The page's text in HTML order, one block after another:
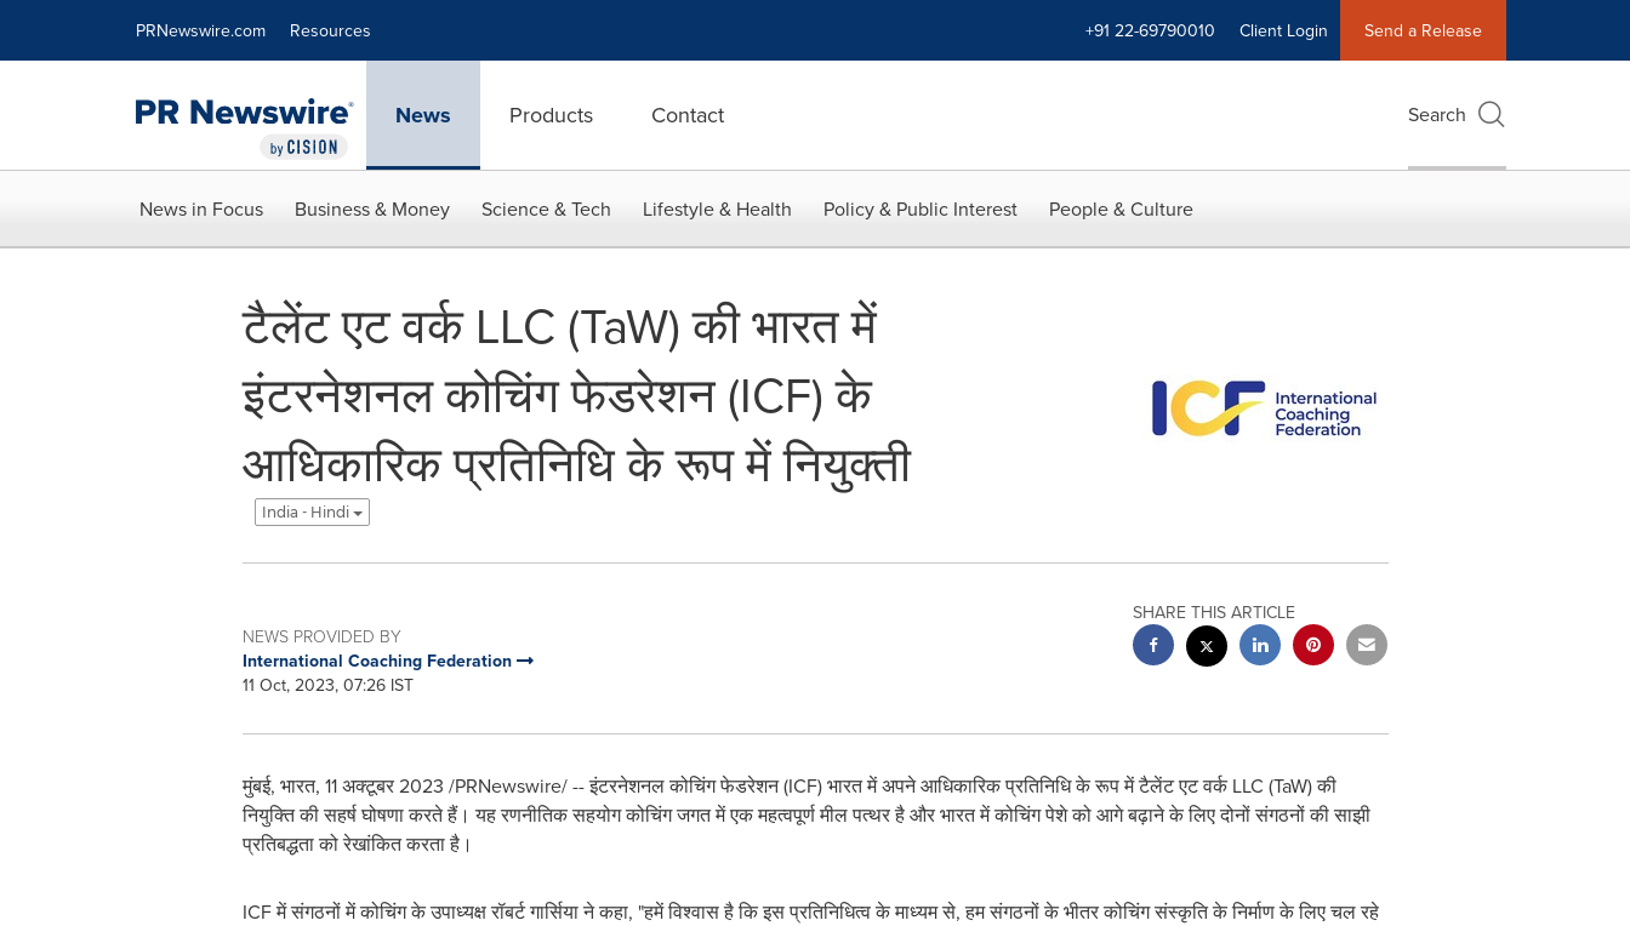
PRNewswire.com Resources +91 22-69790010 Client Login Send a Release
News Products Contact Search
News in Focus Business & Money Science & Tech Lifestyle & Health Policy & Public Interest People & Culture
टैलेंट एट वर्क LLC (TaW) की भारत में
इंटरनेशनल कोचिंग फेडरेशन (ICF) के
आधिकारिक प्रतिनिधि के रूप में नियुक्ती
India - Hindi
NEWS PROVIDED BY
International Coaching Federation
11 Oct, 2023, 07:26 IST
SHARE THIS ARTICLE
मुंबई, भारत, 11 अक्टूबर 2023 /PRNewswire/ -- इंटरनेशनल कोचिंग फेडरेशन (ICF) भारत में अपने आधिकारिक प्रतिनिधि के रूप में टैलेंट एट वर्क LLC (TaW) की
नियुक्ति की सहर्ष घोषणा करते हैं। यह रणनीतिक सहयोग कोचिंग जगत में एक महत्वपूर्ण मील पत्थर है और भारत में कोचिंग पेशे को आगे बढ़ाने के लिए दोनों संगठनों की साझी
प्रतिबद्धता को रेखांकित करता है।
ICF में संगठनों में कोचिंग के उपाध्यक्ष रॉबर्ट गार्सिया ने कहा, "हमें विश्वास है कि इस प्रतिनिधित्व के माध्यम से, हम संगठनों के भीतर कोचिंग संस्कृति के निर्माण के लिए चल रहे